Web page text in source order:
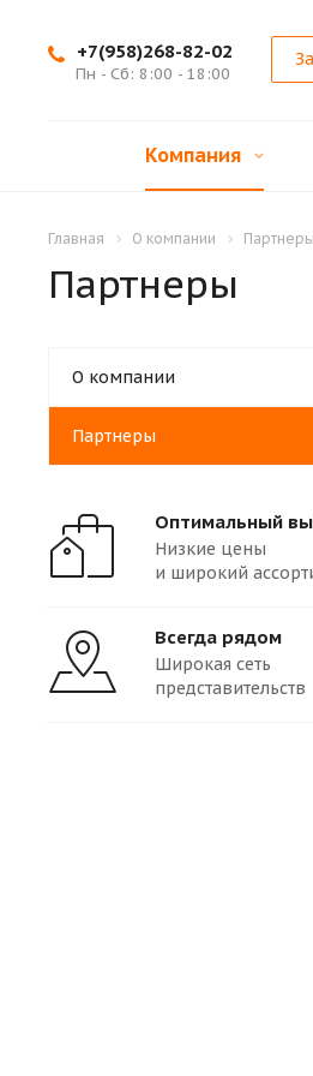
+7(958)268-82-02
Пн - Сб: 8:00 - 18:00
Компания
Главная О компании Партнеры
Партнеры
О компании
Партнеры
Оптимальный
Низкие цены
и широкий
Всегда рядом
Широкая сеть
представительств